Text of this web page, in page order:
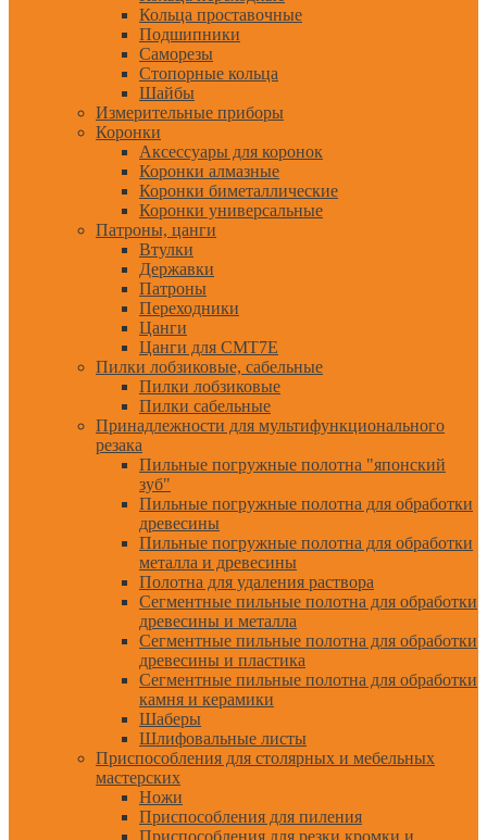
Кольца проставочные
Подшипники
Саморезы
Стопорные кольца
Шайбы
Измерительные приборы
Коронки
Аксессуары для коронок
Коронки алмазные
Коронки биметаллические
Коронки универсальные
Патроны, цанги
Втулки
Державки
Патроны
Переходники
Цанги
Цанги для CMT7E
Пилки лобзиковые, сабельные
Пилки лобзиковые
Пилки сабельные
Принадлежности для мультифункционального
резака
Пильные погружные полотна "японский
зуб"
Пильные погружные полотна для обработки
древесины
Пильные погружные полотна для обработки
металла и древесины
Полотна для удаления раствора
Сегментные пильные полотна для обработки
древесины и металла
Сегментные пильные полотна для обработки
древесины и пластика
Сегментные пильные полотна для обработки
камня и керамики
Шаберы
Шлифовальные листы
Приспособления для столярных и мебельных
мастерских
Ножи
Приспособления для пиления
Приспособления для резки кромки и